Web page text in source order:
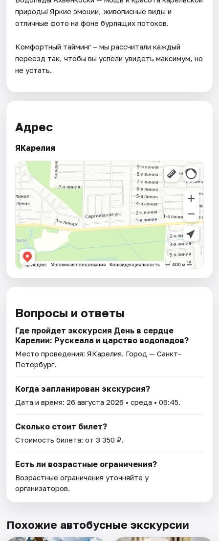
природы! Яркие эмоции, живописные виды и
отличные фото на фоне бурлящих потоков.
Комфортный тайминг – мы рассчитали каждый
переезд так, чтобы вы успели увидеть максимум, но
не устать.
Адрес
ЯКарелия
Вопросы и ответы
Где пройдет экскурсия День в сердце
Карелии: Рускеала и царство водопадов?
Место проведения:ЯКарелия. Город — Санкт-
Петербург.
Когда запланирован экскурсия?
Дата и время:26 августа 2026 • среда • 06:45.
Сколько стоит билет?
Стоимость билета: от 3 350 ₽.
Есть ли возрастные ограничения?
Возрастные ограничения уточняйте у
организаторов.
Похожие автобусные экскурсии